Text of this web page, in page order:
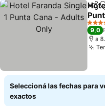
Ver
5
9,0
a
Seleccioná las fechas para
exactos